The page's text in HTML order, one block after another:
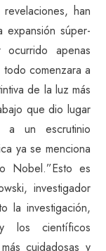
han
súper-
apenas
comenzara a
de la luz más
que dio lugar
a un escrutinio
ya se menciona
Nobel.”Esto es
investigador
la investigación,
los científicos
cuidadosas y